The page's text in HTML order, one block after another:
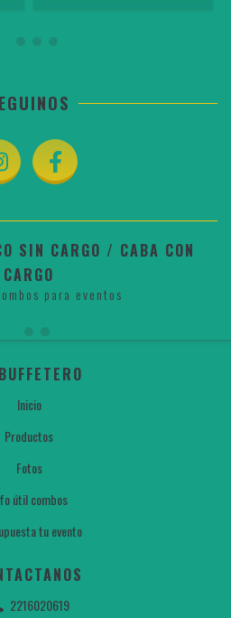
SIN CARGO / CABA CON
CARGO
para eventos
Inicio
Productos
Fotos
útil combos
tu evento
2216020619